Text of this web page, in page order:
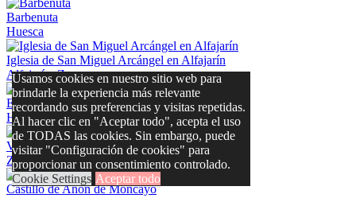
Barbenuta
Huesca
Iglesia de San Miguel Arcángel en Alfajarín
Alfajarín, Zaragoza
Estación de esquí de Formigal
Huesca
Val de San Martín
Zaragoza
Castillo de Añón de Moncayo
Usamos cookies en nuestro sitio web para
brindarle la experiencia más relevante
recordando sus preferencias y visitas repetidas.
Al hacer clic en "Aceptar todo", acepta el uso
de TODAS las cookies. Sin embargo, puede
visitar "Configuración de cookies" para
proporcionar un consentimiento controlado.
Cookie Settings Aceptar todo